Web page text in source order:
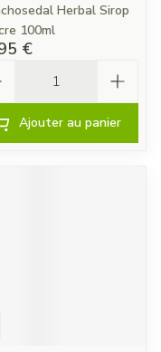
Herbal Sirop
100ml
€
Ajouter au panier